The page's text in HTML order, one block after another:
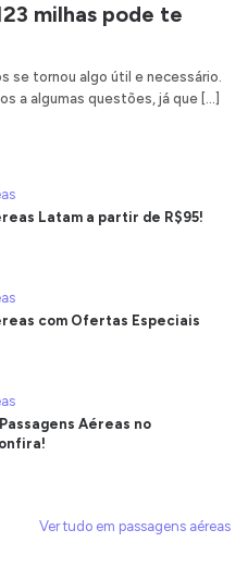
milhas pode te
se tornou algo útil e necessário.
a algumas questões, já que […]
Latam a partir de R$95!
com Ofertas Especiais
Aéreas no
Ver tudo em passagens aéreas